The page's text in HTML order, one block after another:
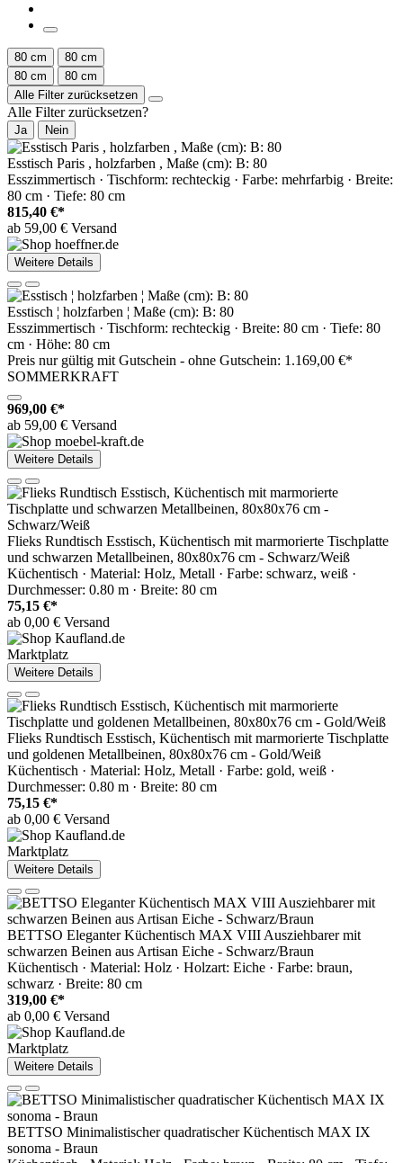
80 cm
80 cm
80 cm
80 cm
Alle Filter zurücksetzen
Alle Filter zurücksetzen?
Ja Nein
Esstisch Paris , holzfarben , Maße (cm): B: 80
Esszimmertisch · Tischform: rechteckig · Farbe: mehrfarbig · Breite:
80 cm · Tiefe: 80 cm
815,40 €*
ab 59,00 € Versand
Weitere Details
Esstisch ¦ holzfarben ¦ Maße (cm): B: 80
Esszimmertisch · Tischform: rechteckig · Breite: 80 cm · Tiefe: 80
cm · Höhe: 80 cm
Preis nur gültig mit Gutschein - ohne Gutschein: 1.169,00 €*
SOMMERKRAFT
969,00 €*
ab 59,00 € Versand
Weitere Details
Flieks Rundtisch Esstisch, Küchentisch mit marmorierte Tischplatte
und schwarzen Metallbeinen, 80x80x76 cm - Schwarz/Weiß
Küchentisch · Material: Holz, Metall · Farbe: schwarz, weiß ·
Durchmesser: 0.80 m · Breite: 80 cm
75,15 €*
ab 0,00 € Versand
Marktplatz
Weitere Details
Flieks Rundtisch Esstisch, Küchentisch mit marmorierte Tischplatte
und goldenen Metallbeinen, 80x80x76 cm - Gold/Weiß
Küchentisch · Material: Holz, Metall · Farbe: gold, weiß ·
Durchmesser: 0.80 m · Breite: 80 cm
75,15 €*
ab 0,00 € Versand
Marktplatz
Weitere Details
BETTSO Eleganter Küchentisch MAX VIII Ausziehbarer mit
schwarzen Beinen aus Artisan Eiche - Schwarz/Braun
Küchentisch · Material: Holz · Holzart: Eiche · Farbe: braun,
schwarz · Breite: 80 cm
319,00 €*
ab 0,00 € Versand
Marktplatz
Weitere Details
BETTSO Minimalistischer quadratischer Küchentisch MAX IX
sonoma - Braun